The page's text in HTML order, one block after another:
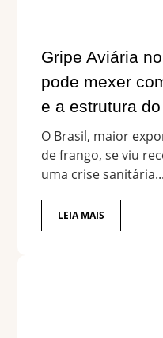
Gripe Aviária
pode mexer
e a estrutura
O Brasil, maior
de frango, se viu
uma crise sanitária...
LEIA MAIS